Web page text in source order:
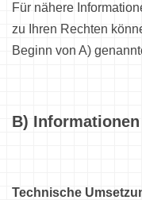
Für nähere
zu Ihren Rechten
Beginn von A)
B)
Technische